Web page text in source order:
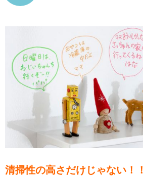
清掃性の高さだけじゃない！！